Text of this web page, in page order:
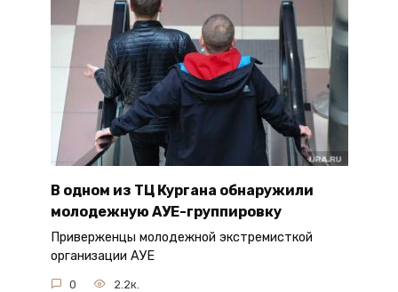
В одном из ТЦ Кургана обнаружили
молодежную АУЕ-группировку
Приверженцы молодежной экстремисткой
организации АУЕ
0 2.2к.